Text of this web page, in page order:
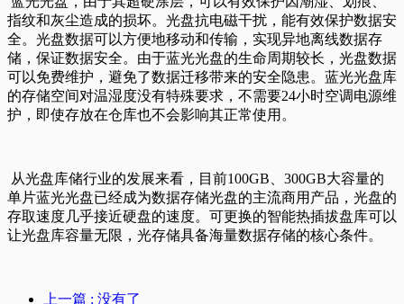
指纹和灰尘造成的损坏。光盘抗电磁干扰，能有效保护数据安
全。光盘数据可以方便地移动和传输，实现异地离线数据存
储，保证数据安全。由于蓝光光盘的生命周期较长，光盘数据
可以免费维护，避免了数据迁移带来的安全隐患。蓝光光盘库
的存储空间对温湿度没有特殊要求，不需要24小时空调电源维
护，即使存放在仓库也不会影响其正常使用。
从光盘库储行业的发展来看，目前100GB、300GB大容量的
单片蓝光光盘已经成为数据存储光盘的主流商用产品，光盘的
存取速度几乎接近硬盘的速度。可更换的智能热插拔盘库可以
让光盘库容量无限，光存储具备海量数据存储的核心条件。
上一篇 : 没有了